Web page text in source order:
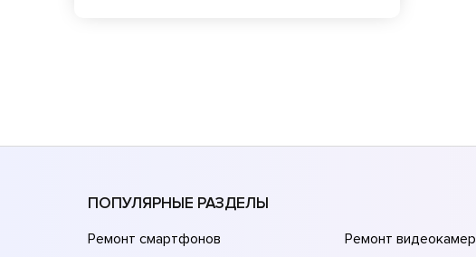
ПОПУЛЯРНЫЕ РАЗДЕЛЫ
Ремонт смартфонов
Ремонт видеокамер